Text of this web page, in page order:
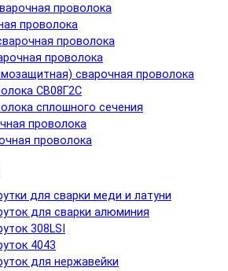
проволока
проволока
проволока
проволока
сварочная проволока
СВ08Г2С
сплошного сечения
проволока
проволока
для сварки меди и латуни
для сварки алюминия
308LSI
4043
для нержавейки